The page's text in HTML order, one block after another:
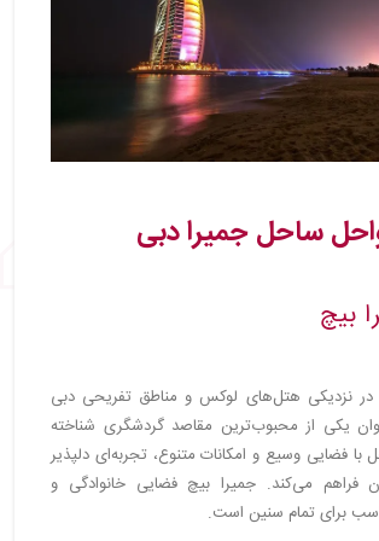
ساحل جمیرا دبی
بیچ
در نزدیکی هتل‌های لوکس و مناطق تفریحی دبی
یکی از محبوب‌ترین مقاصد گردشگری شناخته
فضایی وسیع و امکانات متنوع، تجربه‌ای دلپذیر
فراهم می‌کند. جمیرا بیچ فضایی خانوادگی و
برای تمام سنین است.